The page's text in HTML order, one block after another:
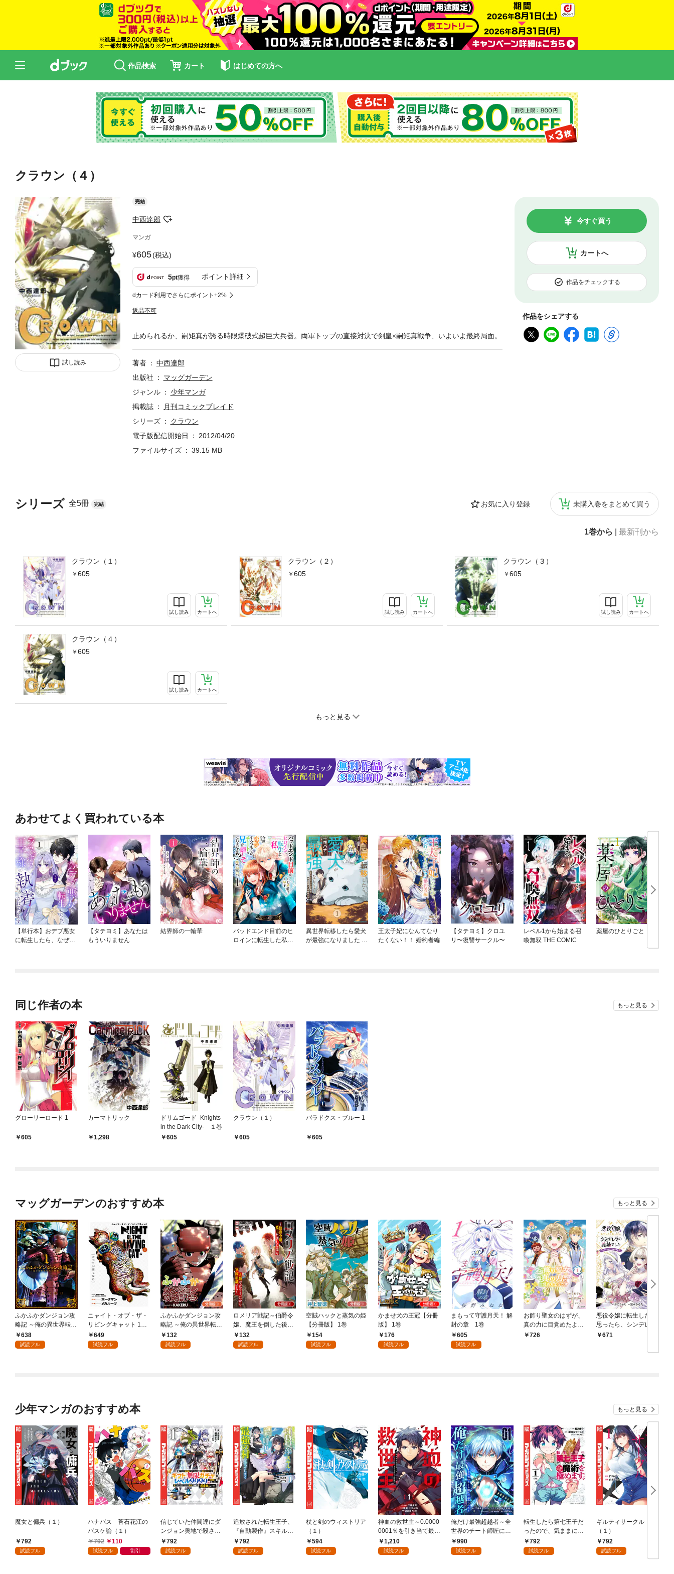
作品検索 カート はじめての方へ
クラウン（４）
試し読み
完結
中西達郎
マンガ
605(税込)
5pt獲得 ポイント詳細
dカード利用でさらにポイント+2%
返品不可
カートへ
今すぐ買う
作品をチェックする
作品をシェアする
シリーズ 全5冊 完結 お気に入り登録 未購入巻をまとめて買う
1巻から 最新刊から
クラウン（１）
605
試し読み カートへ
クラウン（２）
605
試し読み カートへ
クラウン（３）
605
試し読み カートへ
クラウン（４）
605
試し読み カートへ
もっと見る
止められるか、嗣矩真が誇る時限爆破式超巨大兵器。両軍トップの直接対決で剣皇×嗣矩真戦争、いよいよ最終局面。
著者
中西達郎
出版社
マッグガーデン
ジャンル
少年マンガ
掲載誌
月刊コミックブレイド
シリーズ
クラウン
電子版配信開始日
2012/04/20
ファイルサイズ
39.15 MB
あわせてよく買われている本
【単行本】おデブ悪女
に転生したら、なぜか
【タテヨミ】あなたは
もういりません
結界師の一輪華
バッドエンド目前のヒ
ロインに転生した私、
異世界転移したら愛犬
が最強になりました ～
王太子妃になんてなり
たくない！！ 婚約者編
【タテヨミ】クロユ
リ〜復讐サークル〜
レベル1から始まる召
喚無双 THE COMIC
薬屋のひとりごと
同じ作者の本 もっと見る
グローリーロード 1
605
カーマトリック
1,298
ドリムゴード -Knights
in the Dark City- １巻
605
クラウン（１）
605
パラドクス・ブルー 1
605
マッグガーデンのおすすめ本 もっと見る
ふかふかダンジョン攻
略記 ～俺の異世界転生
冒険譚～ 1巻
638
試読フル
ニャイト・オブ・ザ・
リビングキャット 1巻
すべてが猫になる
649
試読フル
ふかふかダンジョン攻
略記 ～俺の異世界転生
冒険譚～【分冊版】 1
巻
132
試読フル
ロメリア戦記～伯爵令
嬢、魔王を倒した後も
人類やばそうだから軍
隊組織する～【分冊
132
試読フル
空賊ハックと蒸気の姫
【分冊版】 1巻
154
試読フル
かませ犬の王冠【分冊
版】 1巻
176
試読フル
まもって守護月天！ 解
封の章 1巻
605
試読フル
お飾り聖女のはずが、
真の力に目覚めたよう
です THE COMIC 1巻
726
悪役令嬢に転生したと
思ったら、シンデレラ
の義姉でした ～シンデ
671
少年マンガのおすすめ本 もっと見る
魔女と傭兵（１）
792
試読フル
ハナバス 苔石花江の
バスケ論（１）
792
110
試読フル 割引
信じていた仲間達にダ
ンジョン奥地で殺され
かけたがギフト『無限
ガチャ』でレベル９９
792
試読フル
追放された転生王子、
『自動製作』スキルで
領地を爆速で開拓し最
強の村を作ってしまう
792
試読フル
杖と剣のウィストリア
（１）
594
試読フル
神血の救世主～0.0000
0001％を引き当て最強
へ～【電子書籍特典
付】（１）
1,210
試読フル
俺だけ最強超越者～全
世界のチート師匠に認
められた～【単行本】
（１）
990
試読フル
転生したら第七王子だ
ったので、気ままに魔
術を極めます（１）
792
試読フル
ギルティサークル
（１）
792
試読フル